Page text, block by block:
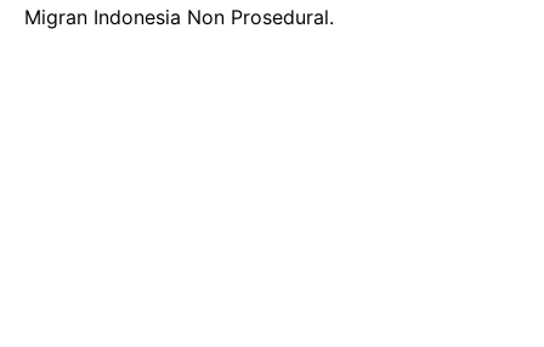
Migran Indonesia Non Prosedural.